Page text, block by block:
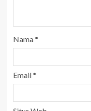
Nama*
Email*